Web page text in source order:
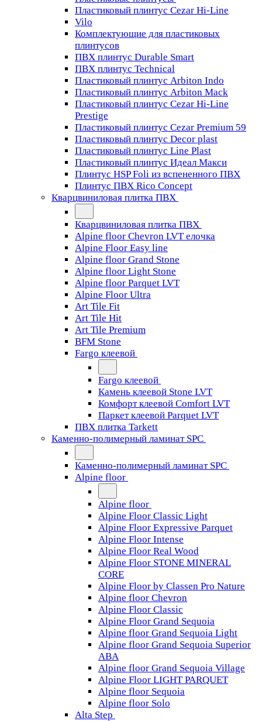
Пластиковый плинтус Cezar Hi-Line
Vilo
Комплектующие для пластиковых
плинтусов
ПВХ плинтус Durable Smart
ПВХ плинтус Technical
Пластиковый плинтус Arbiton Indo
Пластиковый плинтус Arbiton Mack
Пластиковый плинтус Cezar Hi-Line
Prestige
Пластиковый плинтус Cezar Premium 59
Пластиковый плинтус Decor plast
Пластиковый плинтус Line Plast
Пластиковый плинтус Идеал Макси
Плинтус HSP Foli из вспененного ПВХ
Плинтус ПВХ Rico Concept
Кварцвиниловая плитка ПВХ
Кварцвиниловая плитка ПВХ
Alpine floor Chevron LVT елочка
Alpine Floor Easy line
Alpine floor Grand Stone
Alpine floor Light Stone
Alpine floor Parquet LVT
Alpine Floor Ultra
Art Tile Fit
Art Tile Hit
Art Tile Premium
BFM Stone
Fargo клеевой
Fargo клеевой
Камень клеевой Stone LVT
Комфорт клеевой Comfort LVT
Паркет клеевой Parquet LVT
ПВХ плитка Tarkett
Каменно-полимерный ламинат SPC
Каменно-полимерный ламинат SPC
Alpine floor
Alpine floor
Alpine Floor Classic Light
Alpine Floor Expressive Parquet
Alpine Floor Intense
Alpine Floor Real Wood
Alpine Floor STONE MINERAL
CORE
Alpine Floor by Classen Pro Nature
Alpine floor Chevron
Alpine Floor Classic
Alpine Floor Grand Sequoia
Alpine floor Grand Sequoia Light
Alpine floor Grand Sequoia Superior
ABA
Alpine floor Grand Sequoia Village
Alpine Floor LIGHT PARQUET
Alpine floor Sequoia
Alpine floor Solo
Alta Step